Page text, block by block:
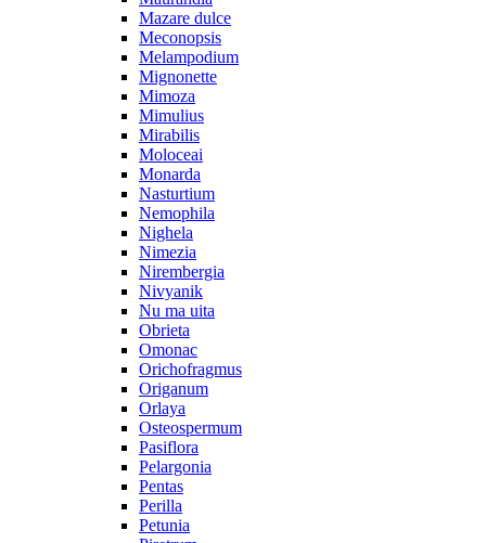
Mazare dulce
Meconopsis
Melampodium
Mignonette
Mimoza
Mimulius
Mirabilis
Moloceai
Monarda
Nasturtium
Nemophila
Nighela
Nimezia
Nirembergia
Nivyanik
Nu ma uita
Obrieta
Omonac
Orichofragmus
Origanum
Orlaya
Osteospermum
Pasiflora
Pelargonia
Pentas
Perilla
Petunia